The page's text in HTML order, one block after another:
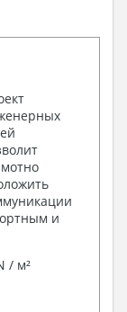
с
и
и
/ м²